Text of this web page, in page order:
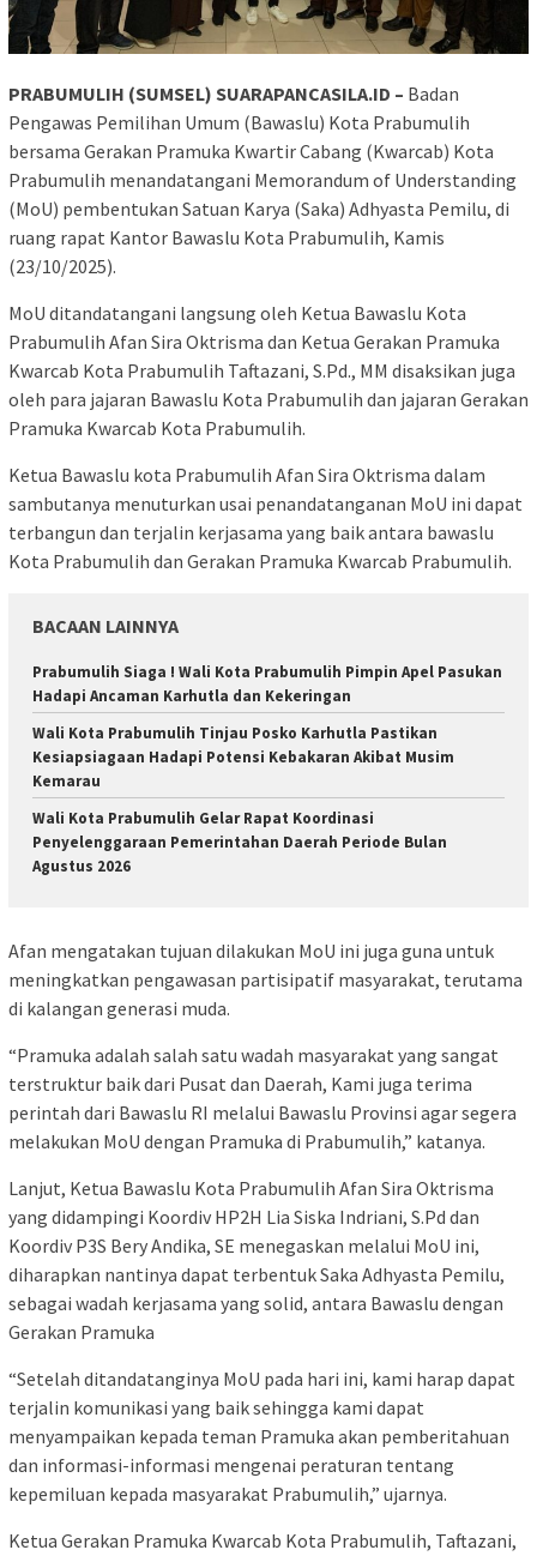
PRABUMULIH (SUMSEL) SUARAPANCASILA.ID – Badan
Pengawas Pemilihan Umum (Bawaslu) Kota Prabumulih
bersama Gerakan Pramuka Kwartir Cabang (Kwarcab) Kota
Prabumulih menandatangani Memorandum of Understanding
(MoU) pembentukan Satuan Karya (Saka) Adhyasta Pemilu, di
ruang rapat Kantor Bawaslu Kota Prabumulih, Kamis
(23/10/2025).
MoU ditandatangani langsung oleh Ketua Bawaslu Kota
Prabumulih Afan Sira Oktrisma dan Ketua Gerakan Pramuka
Kwarcab Kota Prabumulih Taftazani, S.Pd., MM disaksikan juga
oleh para jajaran Bawaslu Kota Prabumulih dan jajaran Gerakan
Pramuka Kwarcab Kota Prabumulih.
Ketua Bawaslu kota Prabumulih Afan Sira Oktrisma dalam
sambutanya menuturkan usai penandatanganan MoU ini dapat
terbangun dan terjalin kerjasama yang baik antara bawaslu
Kota Prabumulih dan Gerakan Pramuka Kwarcab Prabumulih.
BACAAN LAINNYA
Prabumulih Siaga ! Wali Kota Prabumulih Pimpin Apel Pasukan
Hadapi Ancaman Karhutla dan Kekeringan
Wali Kota Prabumulih Tinjau Posko Karhutla Pastikan
Kesiapsiagaan Hadapi Potensi Kebakaran Akibat Musim
Kemarau
Wali Kota Prabumulih Gelar Rapat Koordinasi
Penyelenggaraan Pemerintahan Daerah Periode Bulan
Agustus 2026
Afan mengatakan tujuan dilakukan MoU ini juga guna untuk
meningkatkan pengawasan partisipatif masyarakat, terutama
di kalangan generasi muda.
“Pramuka adalah salah satu wadah masyarakat yang sangat
terstruktur baik dari Pusat dan Daerah, Kami juga terima
perintah dari Bawaslu RI melalui Bawaslu Provinsi agar segera
melakukan MoU dengan Pramuka di Prabumulih,” katanya.
Lanjut, Ketua Bawaslu Kota Prabumulih Afan Sira Oktrisma
yang didampingi Koordiv HP2H Lia Siska Indriani, S.Pd dan
Koordiv P3S Bery Andika, SE menegaskan melalui MoU ini,
diharapkan nantinya dapat terbentuk Saka Adhyasta Pemilu,
sebagai wadah kerjasama yang solid, an­tara Bawaslu dengan
Gerakan Pramuka
“Setelah ditandatanginya MoU pada hari ini, kami harap dapat
terjalin komunikasi yang baik sehingga kami dapat
menyampaikan kepada teman Pramuka akan pemberitahuan
dan informasi-informasi mengenai peraturan tentang
kepemiluan kepada masyarakat Prabumulih,” ujarnya.
Ketua Gerakan Pramuka Kwarcab Kota Prabumulih, Taftazani,